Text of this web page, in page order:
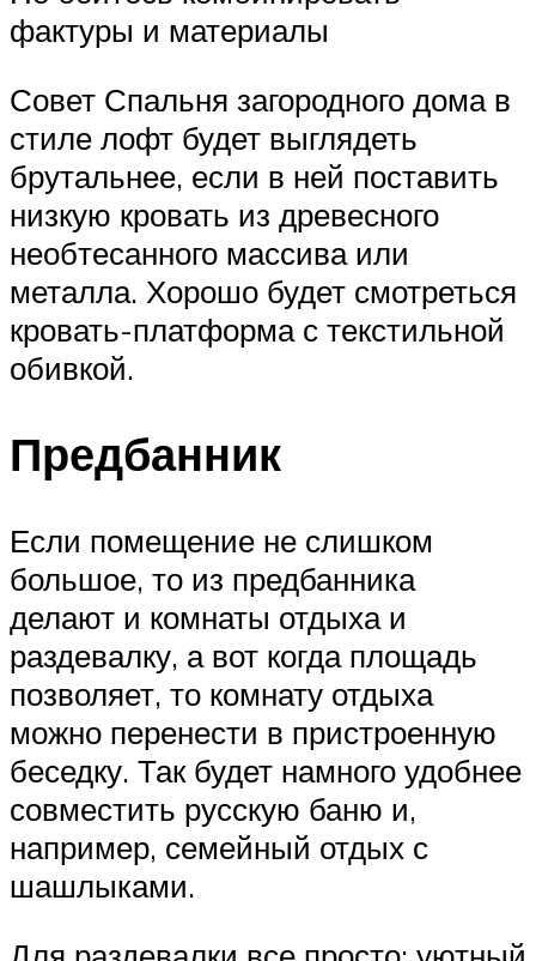
фактуры и материалы
Совет Спальня загородного дома в
стиле лофт будет выглядеть
брутальнее, если в ней поставить
низкую кровать из древесного
необтесанного массива или
металла. Хорошо будет смотреться
кровать-платформа с текстильной
обивкой.
Предбанник
Если помещение не слишком
большое, то из предбанника
делают и комнаты отдыха и
раздевалку, а вот когда площадь
позволяет, то комнату отдыха
можно перенести в пристроенную
беседку. Так будет намного удобнее
совместить русскую баню и,
например, семейный отдых с
шашлыками.